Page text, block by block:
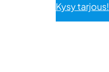
Kysy tarjous!